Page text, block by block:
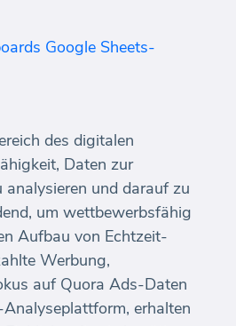
Google Sheets-
des digitalen
Daten zur
und darauf zu
um wettbewerbsfähig
Aufbau von Echtzeit-
Werbung,
auf Quora Ads-Daten
erhalten